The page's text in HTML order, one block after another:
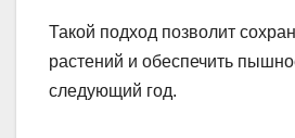
Такой подход позволит
растений и обеспечить
следующий год.